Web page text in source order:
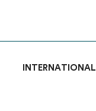
INTERNATIONAL